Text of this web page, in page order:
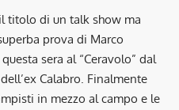
titolo di un talk show ma
prova di Marco
sera al “Ceravolo” dal
Calabro. Finalmente
in mezzo al campo e le